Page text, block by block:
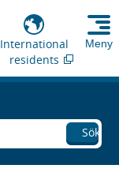
International
residents
Meny
Sök